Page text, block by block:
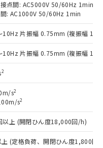
点間: AC5000V 50/60Hz 1min
: AC1000V 50/60Hz 1min
10Hz 片振幅 0.75mm (複振幅
10Hz 片振幅 0.75mm (複振幅
2
s2
s2
以上 (開閉ひん度18,000回/h)
上 (定格負荷、開閉ひん度1,800回/
び標準価格はお客
はお客様担当のオ
店・当社販売員に
店や当社販売拠
ーク
」をご確認
価格結果を当社の
に漏洩または開
ます。
品リスト作成サー
くには、I-Web
れている必要が
以下、フタル酸ブチ
、フタル酸ジブチル
酸ジイソブチル
び制御機器に対する
いては閾値を超える意
どにより、予定
す。
、 DIBP(フタル酸ジ
タル酸ブチルベンジ
シル)) : 1000ppm
のすべてが基
ます。
において有害物
に深刻な影響を
す。
販売部門へお問
棄する場合は、完
違法に輸出されな
講じます。
核兵器、ミサイ
器またはその他
造装置等に一切
第三者に販売する
び3の内容を当
。また当社は、
係わる関係者が違
ある場合は、取
ん。
ないが在庫あり
在庫状況につ
のお取引先、ま
オムロン制御
社販売員にご確
た在庫状況の
ない機種